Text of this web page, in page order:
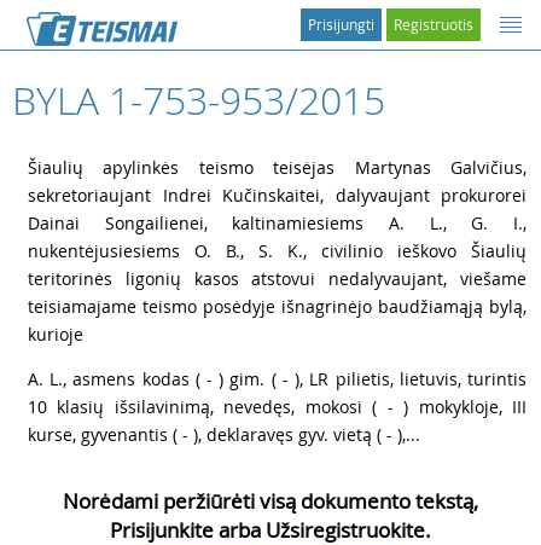
Registruotis
Prisijungti
BYLA 1-753-953/2015
Šiaulių apylinkės teismo teisėjas Martynas Galvičius,
sekretoriaujant Indrei Kučinskaitei, dalyvaujant prokurorei
Dainai Songailienei, kaltinamiesiems A. L., G. I.,
nukentėjusiesiems O. B., S. K., civilinio ieškovo Šiaulių
teritorinės ligonių kasos atstovui nedalyvaujant, viešame
teisiamajame teismo posėdyje išnagrinėjo baudžiamąją bylą,
kurioje
A. L., asmens kodas ( - ) gim. ( - ), LR pilietis, lietuvis, turintis
10 klasių išsilavinimą, nevedęs, mokosi ( - ) mokykloje, III
kurse, gyvenantis ( - ), deklaravęs gyv. vietą ( - ),...
Norėdami peržiūrėti visą dokumento tekstą,
Prisijunkite arba Užsiregistruokite.